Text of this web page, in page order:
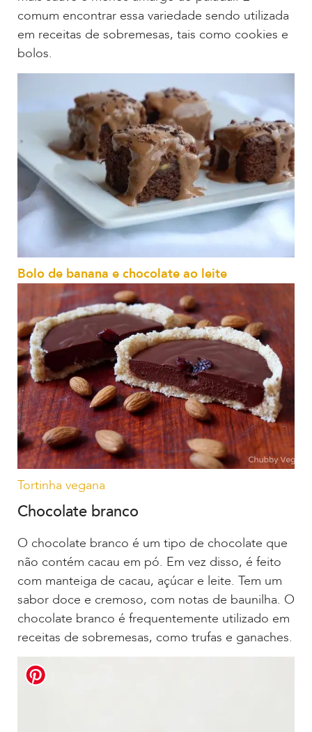
comum encontrar essa variedade sendo utilizada
em receitas de sobremesas, tais como cookies e
bolos.
Bolo de banana e chocolate ao leite
Tortinha vegana
Chocolate branco
O chocolate branco é um tipo de chocolate que
não contém cacau em pó. Em vez disso, é feito
com manteiga de cacau, açúcar e leite. Tem um
sabor doce e cremoso, com notas de baunilha. O
chocolate branco é frequentemente utilizado em
receitas de sobremesas, como trufas e ganaches.